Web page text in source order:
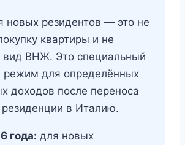
новых резидентов — это не
квартиры и не
вид ВНЖ. Это специальный
режим для определённых
доходов после переноса
резиденции в Италию.
года: для новых